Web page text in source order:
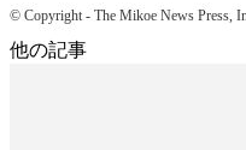
© Copyright - The Mikoe News Press,
他の記事